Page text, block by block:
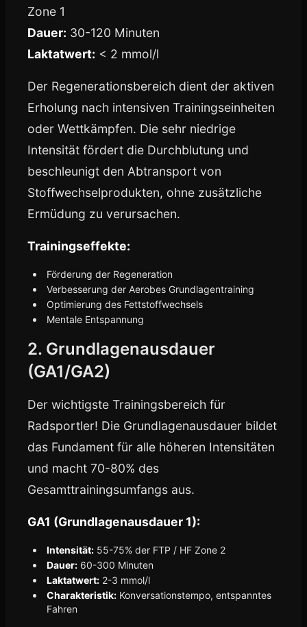
Zone 1
Dauer: 30-120 Minuten
Laktatwert: < 2 mmol/l
Der Regenerationsbereich dient der aktiven
Erholung nach intensiven Trainingseinheiten
oder Wettkämpfen. Die sehr niedrige
Intensität fördert die Durchblutung und
beschleunigt den Abtransport von
Stoffwechselprodukten, ohne zusätzliche
Ermüdung zu verursachen.
Trainingseffekte:
Förderung der Regeneration
Verbesserung der Aerobes Grundlagentraining
Optimierung des Fettstoffwechsels
Mentale Entspannung
2. Grundlagenausdauer
(GA1/GA2)
Der wichtigste Trainingsbereich für
Radsportler! Die Grundlagenausdauer bildet
das Fundament für alle höheren Intensitäten
und macht 70-80% des
Gesamttrainingsumfangs aus.
GA1 (Grundlagenausdauer 1):
Intensität: 55-75% der FTP / HF Zone 2
Dauer: 60-300 Minuten
Laktatwert: 2-3 mmol/l
Charakteristik: Konversationstempo, entspanntes
Fahren